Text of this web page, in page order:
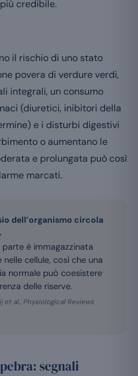
credibile.
il rischio di uno stato
povera di verdure verdi,
integrali, un consumo
(diuretici, inibitori della
e i disturbi digestivi
o aumentano le
e prolungata può così
marcati.
dell’organismo circola
parte è immagazzinata
nelle cellule, così che una
normale può coesistere
delle riserve.
et al., Physiological Reviews
segnali